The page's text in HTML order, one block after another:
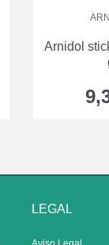
Arnidol
LEGAL